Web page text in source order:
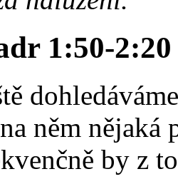
1:50-2:20
něm nějaká
by z